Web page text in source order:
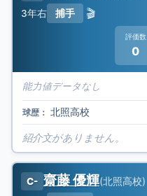
3年右 捕手 🎬
評価数
0
能力値データなし
球歴： 北照高校
紹介文がありません。
C- 齋藤 優輝(北照高校)